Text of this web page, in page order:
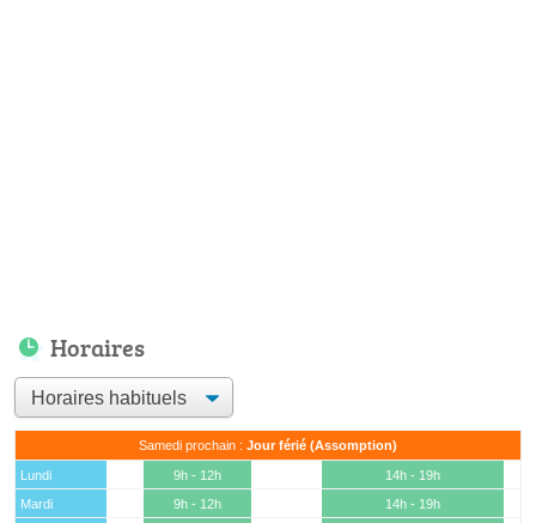
Horaires
Samedi prochain : Jour férié (Assomption)
Lundi 9h - 12h
14h - 19h
Mardi
9h - 12h
14h - 19h